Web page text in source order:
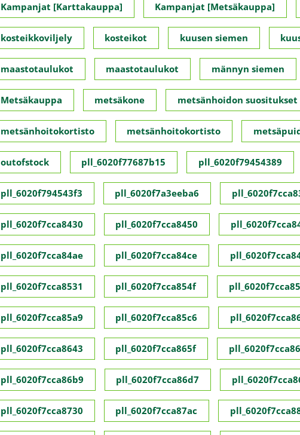
Kampanjat [Karttakauppa] Kampanjat [Metsäkauppa]
kosteikkoviljely kosteikot kuusen siemen
maastotaulukot maastotaulukot männyn siemen
Metsäkauppa metsäkone metsänhoidon suositukset
metsänhoitokortisto metsänhoitokortisto
outofstock pll_6020f77687b15 pll_6020f79454389
pll_6020f794543f3 pll_6020f7a3eeba6
pll_6020f7cca8430 pll_6020f7cca8450
pll_6020f7cca84ae pll_6020f7cca84ce
pll_6020f7cca8531 pll_6020f7cca854f
pll_6020f7cca85a9 pll_6020f7cca85c6
pll_6020f7cca8643 pll_6020f7cca865f
pll_6020f7cca86b9 pll_6020f7cca86d7
pll_6020f7cca8730 pll_6020f7cca87ac